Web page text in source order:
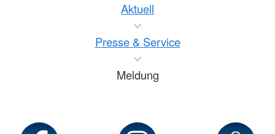
Aktuell
Presse & Service
Meldung